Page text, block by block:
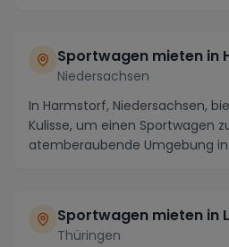
Sportwagen mieten in
Niedersachsen
In Harmstorf, Niedersachsen,
Kulisse, um einen Sportwagen
atemberaubende Umgebung
Sportwagen mieten in
Thüringen